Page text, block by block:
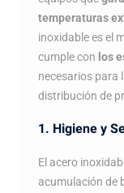
temperaturas
inoxidable es el
cumple con los
necesarios para
distribución de
1. Higiene y
El acero
acumulación de